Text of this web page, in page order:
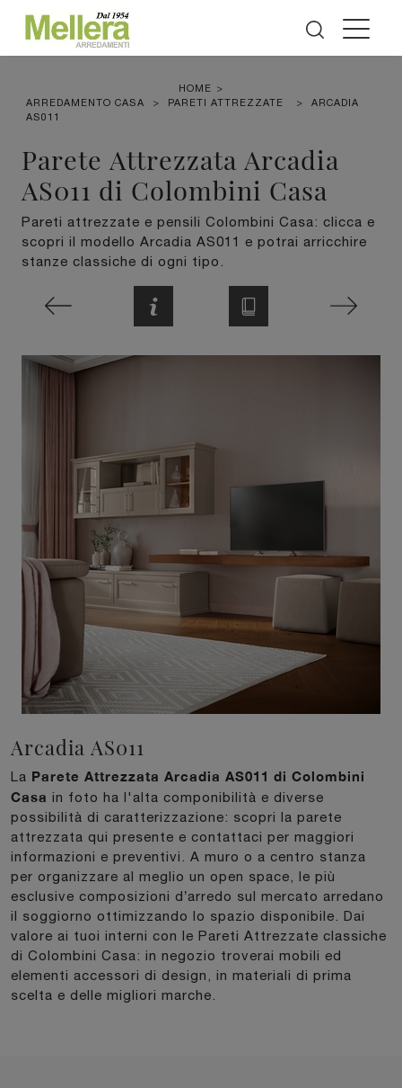
HOME >
ARREDAMENTO CASA
> PARETI ATTREZZATE >
ARCADIA
AS011
Parete Attrezzata Arcadia
AS011 di Colombini Casa
Pareti attrezzate e pensili Colombini Casa: clicca e
scopri il modello Arcadia AS011 e potrai arricchire
stanze classiche di ogni tipo.
Arcadia AS011
La Parete Attrezzata Arcadia AS011 di Colombini
Casa in foto ha l'alta componibilità e diverse
possibilità di caratterizzazione: scopri la parete
attrezzata qui presente e contattaci per maggiori
informazioni e preventivi. A muro o a centro stanza
per organizzare al meglio un open space, le più
esclusive composizioni d’arredo sul mercato arredano
il soggiorno ottimizzando lo spazio disponibile. Dai
valore ai tuoi interni con le Pareti Attrezzate classiche
di Colombini Casa: in negozio troverai mobili ed
elementi accessori di design, in materiali di prima
scelta e delle migliori marche.